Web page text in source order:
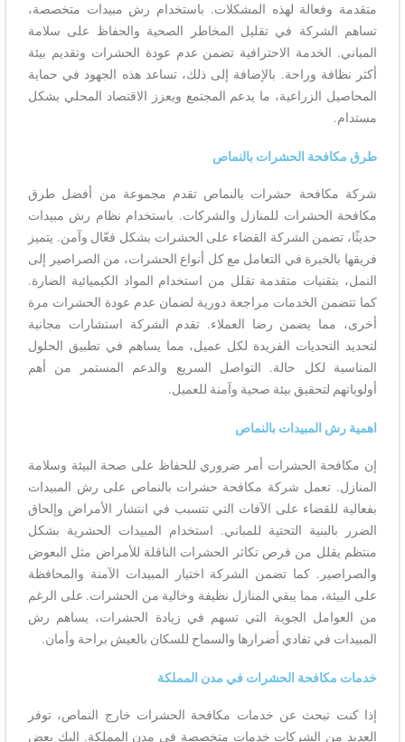
متقدمة وفعالة لهذه المشكلات. باستخدام رش مبيدات متخصصة،
تساهم الشركة في تقليل المخاطر الصحية والحفاظ على سلامة
المباني. الخدمة الاحترافية تضمن عدم عودة الحشرات وتقديم بيئة
أكثر نظافة وراحة. بالإضافة إلى ذلك، تساعد هذه الجهود في حماية
المحاصيل الزراعية، ما يدعم المجتمع ويعزز الاقتصاد المحلي بشكل
مستدام.
طرق مكافحة الحشرات بالنماص
شركة مكافحة حشرات بالنماص تقدم مجموعة من أفضل طرق
مكافحة الحشرات للمنازل والشركات. باستخدام نظام رش مبيدات
حديثًا، تضمن الشركة القضاء على الحشرات بشكل فعّال وآمن. يتميز
فريقها بالخبرة في التعامل مع كل أنواع الحشرات، من الصراصير إلى
النمل، بتقنيات متقدمة تقلل من استخدام المواد الكيميائية الضارة.
كما تتضمن الخدمات مراجعة دورية لضمان عدم عودة الحشرات مرة
أخرى، مما يضمن رضا العملاء. تقدم الشركة استشارات مجانية
لتحديد التحديات الفريدة لكل عميل، مما يساهم في تطبيق الحلول
المناسبة لكل حالة. التواصل السريع والدعم المستمر من أهم
أولوياتهم لتحقيق بيئة صحية وآمنة للعميل.
اهمية رش المبيدات بالنماص
إن مكافحة الحشرات أمر ضروري للحفاظ على صحة البيئة وسلامة
المنازل. تعمل شركة مكافحة حشرات بالنماص على رش المبيدات
بفعالية للقضاء على الآفات التي تتسبب في انتشار الأمراض وإلحاق
الضرر بالبنية التحتية للمباني. استخدام المبيدات الحشرية بشكل
منتظم يقلل من فرص تكاثر الحشرات الناقلة للأمراض مثل البعوض
والصراصير. كما تضمن الشركة اختيار المبيدات الآمنة والمحافظة
على البيئة، مما يبقي المنازل نظيفة وخالية من الحشرات. على الرغم
من العوامل الجوية التي تسهم في زيادة الحشرات، يساهم رش
المبيدات في تفادي أضرارها والسماح للسكان بالعيش براحة وأمان.
خدمات مكافحة الحشرات في مدن المملكة
إذا كنت تبحث عن خدمات مكافحة الحشرات خارج النماص، توفر
العديد من الشركات خدمات متخصصة في مدن المملكة. إليك بعض